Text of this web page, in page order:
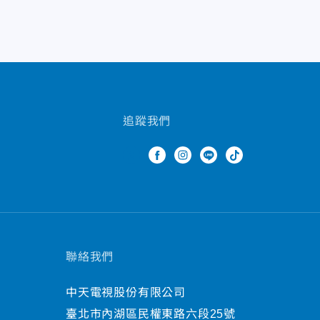
追蹤我們
聯絡我們
中天電視股份有限公司
臺北市內湖區民權東路六段25號